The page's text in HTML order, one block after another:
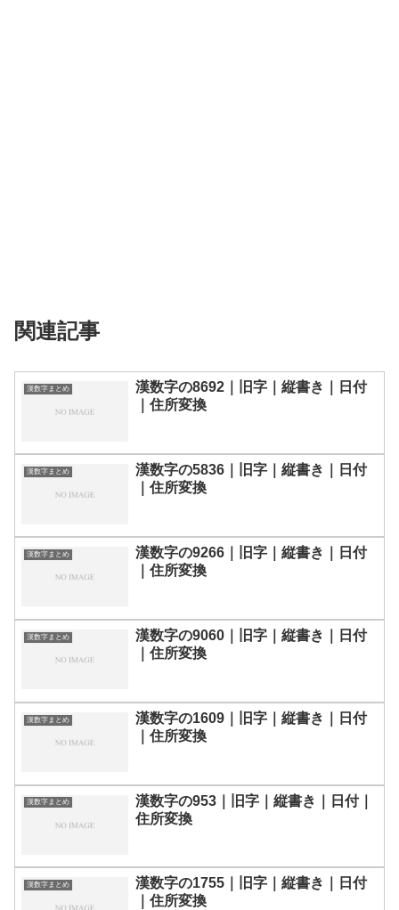
関連記事
漢数字まとめ
漢数字の8692｜旧字｜縦書き｜日付
｜住所変換
漢数字まとめ
漢数字の5836｜旧字｜縦書き｜日付
｜住所変換
漢数字まとめ
漢数字の9266｜旧字｜縦書き｜日付
｜住所変換
漢数字まとめ
漢数字の9060｜旧字｜縦書き｜日付
｜住所変換
漢数字まとめ
漢数字の1609｜旧字｜縦書き｜日付
｜住所変換
漢数字まとめ
漢数字の953｜旧字｜縦書き｜日付｜
住所変換
漢数字まとめ
漢数字の1755｜旧字｜縦書き｜日付
｜住所変換